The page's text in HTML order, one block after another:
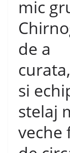
mic
de a
si
stelaj
veche